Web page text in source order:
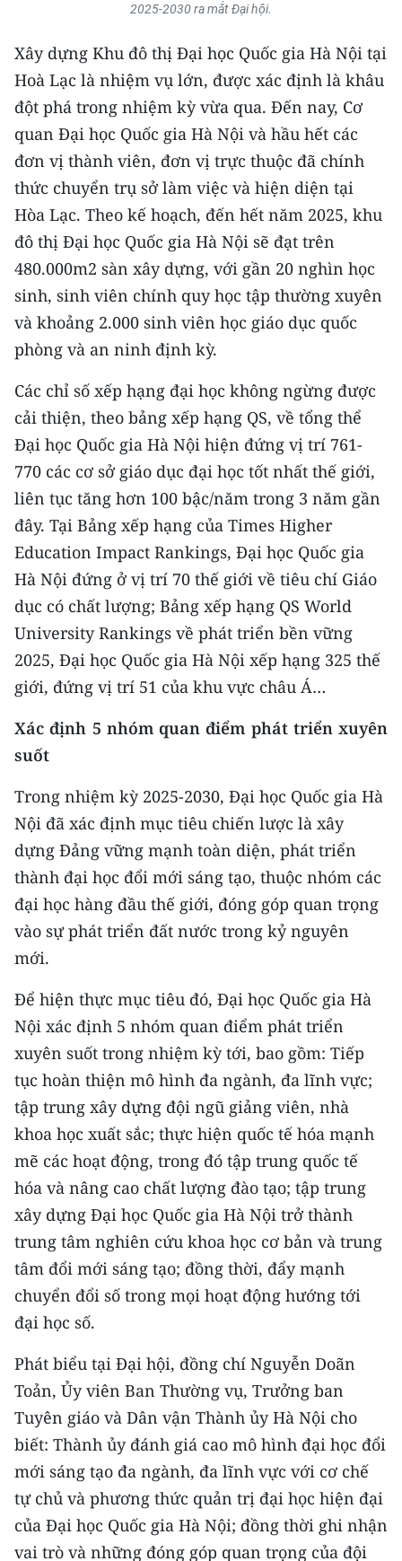
2025-2030 ra mắt Đại hội.
Xây dựng Khu đô thị Đại học Quốc gia Hà Nội tại
Hoà Lạc là nhiệm vụ lớn, được xác định là khâu
đột phá trong nhiệm kỳ vừa qua. Đến nay, Cơ
quan Đại học Quốc gia Hà Nội và hầu hết các
đơn vị thành viên, đơn vị trực thuộc đã chính
thức chuyển trụ sở làm việc và hiện diện tại
Hòa Lạc. Theo kế hoạch, đến hết năm 2025, khu
đô thị Đại học Quốc gia Hà Nội sẽ đạt trên
480.000m2 sàn xây dựng, với gần 20 nghìn học
sinh, sinh viên chính quy học tập thường xuyên
và khoảng 2.000 sinh viên học giáo dục quốc
phòng và an ninh định kỳ.
Các chỉ số xếp hạng đại học không ngừng được
cải thiện, theo bảng xếp hạng QS, về tổng thể
Đại học Quốc gia Hà Nội hiện đứng vị trí 761-
770 các cơ sở giáo dục đại học tốt nhất thế giới,
liên tục tăng hơn 100 bậc/năm trong 3 năm gần
đây. Tại Bảng xếp hạng của Times Higher
Education Impact Rankings, Đại học Quốc gia
Hà Nội đứng ở vị trí 70 thế giới về tiêu chí Giáo
dục có chất lượng; Bảng xếp hạng QS World
University Rankings về phát triển bền vững
2025, Đại học Quốc gia Hà Nội xếp hạng 325 thế
giới, đứng vị trí 51 của khu vực châu Á…
Xác định 5 nhóm quan điểm phát triển xuyên
suốt
Trong nhiệm kỳ 2025-2030, Đại học Quốc gia Hà
Nội đã xác định mục tiêu chiến lược là xây
dựng Đảng vững mạnh toàn diện, phát triển
thành đại học đổi mới sáng tạo, thuộc nhóm các
đại học hàng đầu thế giới, đóng góp quan trọng
vào sự phát triển đất nước trong kỷ nguyên
mới.
Để hiện thực mục tiêu đó, Đại học Quốc gia Hà
Nội xác định 5 nhóm quan điểm phát triển
xuyên suốt trong nhiệm kỳ tới, bao gồm: Tiếp
tục hoàn thiện mô hình đa ngành, đa lĩnh vực;
tập trung xây dựng đội ngũ giảng viên, nhà
khoa học xuất sắc; thực hiện quốc tế hóa mạnh
mẽ các hoạt động, trong đó tập trung quốc tế
hóa và nâng cao chất lượng đào tạo; tập trung
xây dựng Đại học Quốc gia Hà Nội trở thành
trung tâm nghiên cứu khoa học cơ bản và trung
tâm đổi mới sáng tạo; đồng thời, đẩy mạnh
chuyển đổi số trong mọi hoạt động hướng tới
đại học số.
Phát biểu tại Đại hội, đồng chí Nguyễn Doãn
Toản, Ủy viên Ban Thường vụ, Trưởng ban
Tuyên giáo và Dân vận Thành ủy Hà Nội cho
biết: Thành ủy đánh giá cao mô hình đại học đổi
mới sáng tạo đa ngành, đa lĩnh vực với cơ chế
tự chủ và phương thức quản trị đại học hiện đại
của Đại học Quốc gia Hà Nội; đồng thời ghi nhận
vai trò và những đóng góp quan trọng của đội